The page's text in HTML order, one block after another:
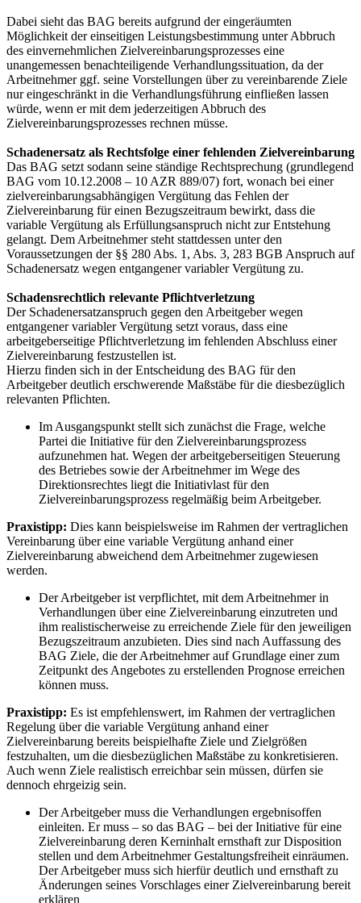
Dabei sieht das BAG bereits aufgrund der eingeräumten
Möglichkeit der einseitigen Leistungsbestimmung unter Abbruch
des einvernehmlichen Zielvereinbarungsprozesses eine
unangemessen benachteiligende Verhandlungssituation, da der
Arbeitnehmer ggf. seine Vorstellungen über zu vereinbarende Ziele
nur eingeschränkt in die Verhandlungsführung einfließen lassen
würde, wenn er mit dem jederzeitigen Abbruch des
Zielvereinbarungsprozesses rechnen müsse.
Schadenersatz als Rechtsfolge einer fehlenden Zielvereinbarung
Das BAG setzt sodann seine ständige Rechtsprechung (grundlegend
BAG vom 10.12.2008 – 10 AZR 889/07) fort, wonach bei einer
zielvereinbarungsabhängigen Vergütung das Fehlen der
Zielvereinbarung für einen Bezugszeitraum bewirkt, dass die
variable Vergütung als Erfüllungsanspruch nicht zur Entstehung
gelangt. Dem Arbeitnehmer steht stattdessen unter den
Voraussetzungen der §§ 280 Abs. 1, Abs. 3, 283 BGB Anspruch auf
Schadenersatz wegen entgangener variabler Vergütung zu.
Schadensrechtlich relevante Pflichtverletzung
Der Schadenersatzanspruch gegen den Arbeitgeber wegen
entgangener variabler Vergütung setzt voraus, dass eine
arbeitgeberseitige Pflichtverletzung im fehlenden Abschluss einer
Zielvereinbarung festzustellen ist.
Hierzu finden sich in der Entscheidung des BAG für den
Arbeitgeber deutlich erschwerende Maßstäbe für die diesbezüglich
relevanten Pflichten.
Im Ausgangspunkt stellt sich zunächst die Frage, welche
Partei die Initiative für den Zielvereinbarungsprozess
aufzunehmen hat. Wegen der arbeitgeberseitigen Steuerung
des Betriebes sowie der Arbeitnehmer im Wege des
Direktionsrechtes liegt die Initiativlast für den
Zielvereinbarungsprozess regelmäßig beim Arbeitgeber.
Praxistipp: Dies kann beispielsweise im Rahmen der vertraglichen
Vereinbarung über eine variable Vergütung anhand einer
Zielvereinbarung abweichend dem Arbeitnehmer zugewiesen
werden.
Der Arbeitgeber ist verpflichtet, mit dem Arbeitnehmer in
Verhandlungen über eine Zielvereinbarung einzutreten und
ihm realistischerweise zu erreichende Ziele für den jeweiligen
Bezugszeitraum anzubieten. Dies sind nach Auffassung des
BAG Ziele, die der Arbeitnehmer auf Grundlage einer zum
Zeitpunkt des Angebotes zu erstellenden Prognose erreichen
können muss.
Praxistipp: Es ist empfehlenswert, im Rahmen der vertraglichen
Regelung über die variable Vergütung anhand einer
Zielvereinbarung bereits beispielhafte Ziele und Zielgrößen
festzuhalten, um die diesbezüglichen Maßstäbe zu konkretisieren.
Auch wenn Ziele realistisch erreichbar sein müssen, dürfen sie
dennoch ehrgeizig sein.
Der Arbeitgeber muss die Verhandlungen ergebnisoffen
einleiten. Er muss – so das BAG – bei der Initiative für eine
Zielvereinbarung deren Kerninhalt ernsthaft zur Disposition
stellen und dem Arbeitnehmer Gestaltungsfreiheit einräumen.
Der Arbeitgeber muss sich hierfür deutlich und ernsthaft zu
Änderungen seines Vorschlages einer Zielvereinbarung bereit
erklären